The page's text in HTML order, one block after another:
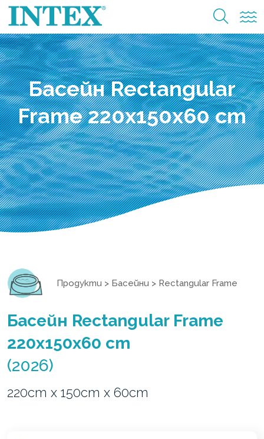
Басейн Rectangular
Frame 220x150x60 cm
Продукти > Басейни > Rectangular Frame
Басейн Rectangular Frame
220x150x60 cm
(2026)
220cm x 150cm x 60cm